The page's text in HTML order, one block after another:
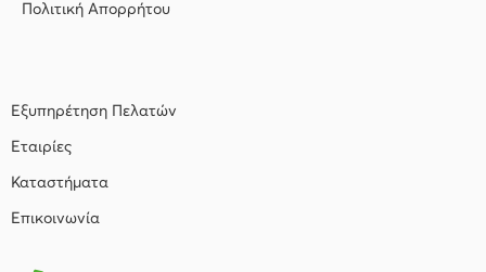
Πολιτική Απορρήτου
Εξυπηρέτηση Πελατών
Εταιρίες
Καταστήματα
Επικοινωνία